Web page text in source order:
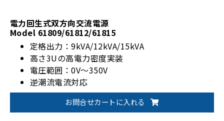
電力回生式双方向交流電源
Model 61809/61812/61815
定格出力：9kVA/12kVA/15kVA
高さ3Uの高電力密度実装
電圧範囲：0V～350V
逆潮流電流対応
お問合せカートに入れる